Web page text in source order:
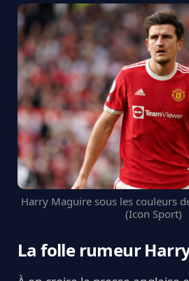
Harry Maguire sous les couleurs
(Icon Sport)
La folle rumeur